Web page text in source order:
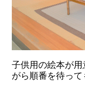
子供用の絵本が
がら順番を待って